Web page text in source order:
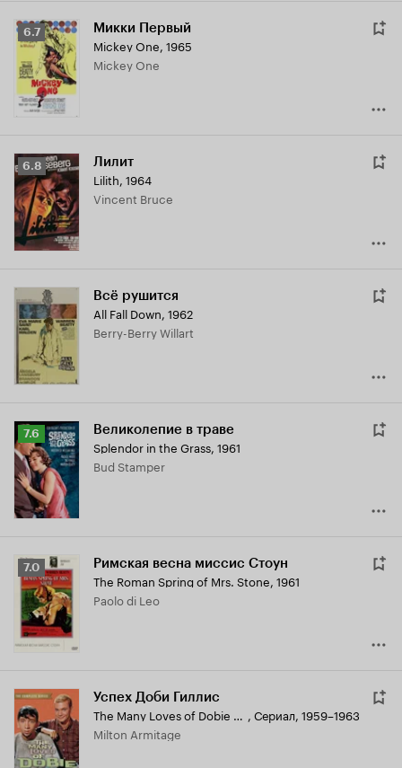
Рейтинг
Кинопоиска
6.7
6.7 Микки Первый
Mickey One, 1965
Mickey One
Рейтинг
Кинопоиска
6.8
6.8 Лилит
Lilith, 1964
Vincent Bruce
Всё рушится
All Fall Down, 1962
Berry-Berry Willart
Рейтинг
Кинопоиска
7.6
7.6 Великолепие в траве
Splendor in the Grass, 1961
Bud Stamper
Рейтинг
Кинопоиска
7.0
7.0 Римская весна миссис Стоун
The Roman Spring of Mrs. Stone, 1961
Paolo di Leo
Успех Доби Гиллис
The Many Loves of Dobie Gillis , Сериал, 1959–1963
Milton Armitage